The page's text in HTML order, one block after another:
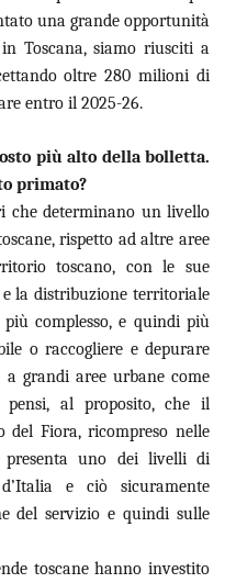
una grande opportunità
Toscana, siamo riusciti a
oltre 280 milioni di
entro il 2025-26.
più alto della bolletta.
primato?
che determinano un livello
rispetto ad altre aree
toscano, con le sue
la distribuzione territoriale
complesso, e quindi più
o raccogliere e depurare
grandi aree urbane come
al proposito, che il
del Fiora, ricompreso nelle
presenta uno dei livelli di
e ciò sicuramente
del servizio e quindi sulle
toscane hanno investito